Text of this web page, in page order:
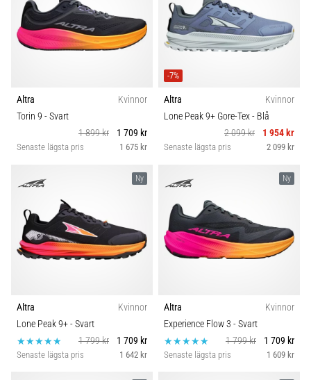
Altra
Kvinnor
Torin 9 - Svart
1 899 kr
1 709 kr
Senaste lägsta pris 1 675 kr
-7%
Altra
Kvinnor
Lone Peak 9+ Gore-Tex- Blå
2 099 kr
1 954 kr
Senaste lägsta pris 2 099 kr
Ny
Altra
Kvinnor
Lone Peak 9+- Svart
1 799 kr
1 709 kr
Senaste lägsta pris 1 642 kr
Ny
Altra
Kvinnor
Experience Flow 3 - Svart
1 799 kr
1 709 kr
Senaste lägsta pris 1 609 kr